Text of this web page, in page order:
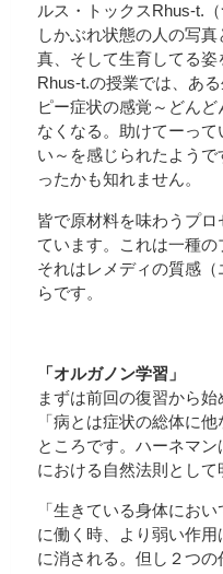
ルス・トックスRhus-t.
しかぶれ状態の人の写
真、そして生育してる姿
Rhus-t.の授業では、あ
ピー症状の感覚～どん
なくなる。助けてーっ
い～を感じられたよう
ったかも知れません。
皆で原材料を味わうプロ
ています。これは一種の
それはレメディの質感
らです。
「オルガノン学習」
まずは前回の復習から
「病とは症状の総体に
ところです。ハーネマ
における自然法則として
「生きている身体にお
に働く時、より弱い作
に消される。但し２つ